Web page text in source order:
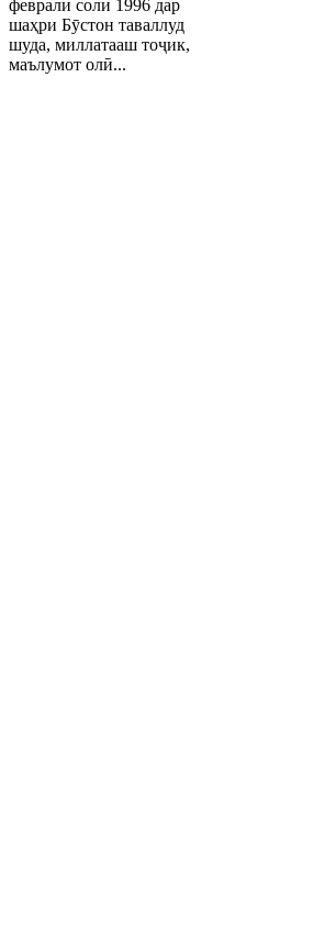
феврали соли 1996 дар
шаҳри Бӯстон таваллуд
шуда, миллатааш тоҷик,
маълумот олӣ...